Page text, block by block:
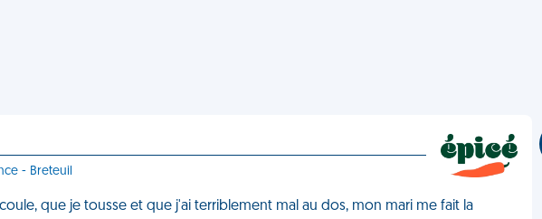
- Breteuil
que je tousse et que j'ai terriblement mal au dos, mon mari me fait la